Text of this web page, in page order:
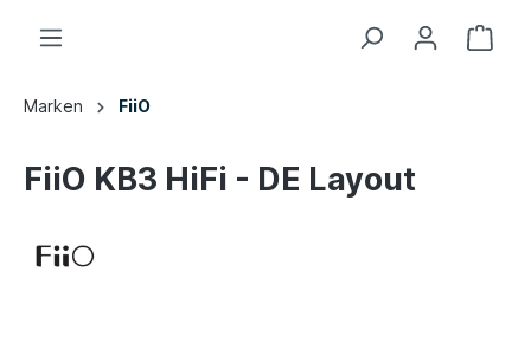
Marken FiiO
FiiO KB3 HiFi - DE Layout